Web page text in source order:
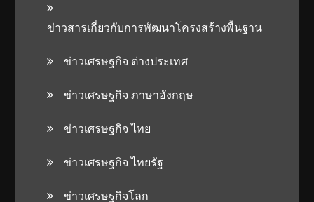
ข่าวสารเกี่ยวกับการพัฒนาโครงสร้างพื้นฐาน
ข่าวเศรษฐกิจ ต่างประเทศ
ข่าวเศรษฐกิจ ภาษาอังกฤษ
ข่าวเศรษฐกิจ ไทย
ข่าวเศรษฐกิจ ไทยรัฐ
ข่าวเศรษฐกิจโลก